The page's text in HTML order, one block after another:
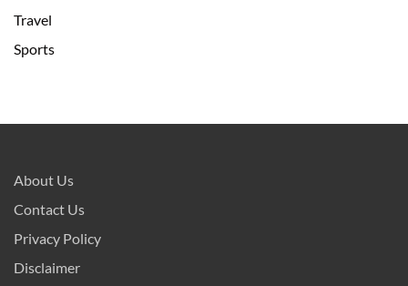
Travel
Sports
About Us
Contact Us
Privacy Policy
Disclaimer